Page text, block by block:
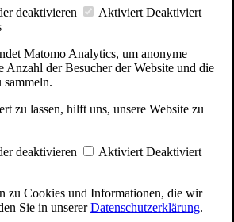
deaktivieren Aktiviert Deaktiviert
Matomo Analytics, um anonyme
Anzahl der Besucher der Website und die
sammeln.
zu lassen, hilft uns, unsere Website zu
deaktivieren Aktiviert Deaktiviert
zu Cookies und Informationen, die wir
Sie in unsererDatenschutzerklärung.